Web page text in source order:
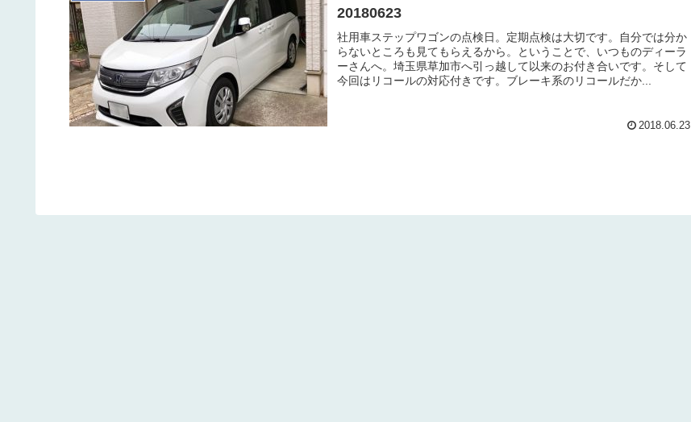
20180623
社用車ステップワゴンの点検日。定期点検は大切です。自分では分か
らないところも見てもらえるから。ということで、いつものディーラ
ーさんへ。埼玉県草加市へ引っ越して以来のお付き合いです。そして
今回はリコールの対応付きです。ブレーキ系のリコールだか...
2018.06.23